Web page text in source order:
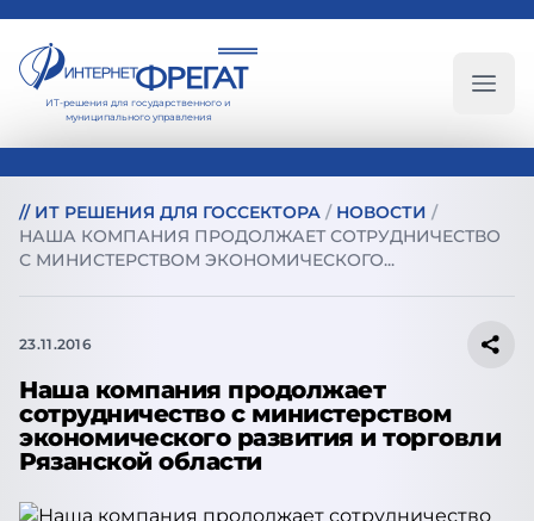
ИТ-решения для государственного и
муниципального управления
// ИТ РЕШЕНИЯ ДЛЯ ГОССЕКТОРА / НОВОСТИ /
НАША КОМПАНИЯ ПРОДОЛЖАЕТ СОТРУДНИЧЕСТВО
С МИНИСТЕРСТВОМ ЭКОНОМИЧЕСКОГО...
23.11.2016
Наша компания продолжает
сотрудничество с министерством
экономического развития и торговли
Рязанской области